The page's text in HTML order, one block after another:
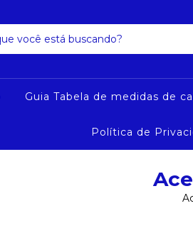
Guia Tabela de medidas de
Política de